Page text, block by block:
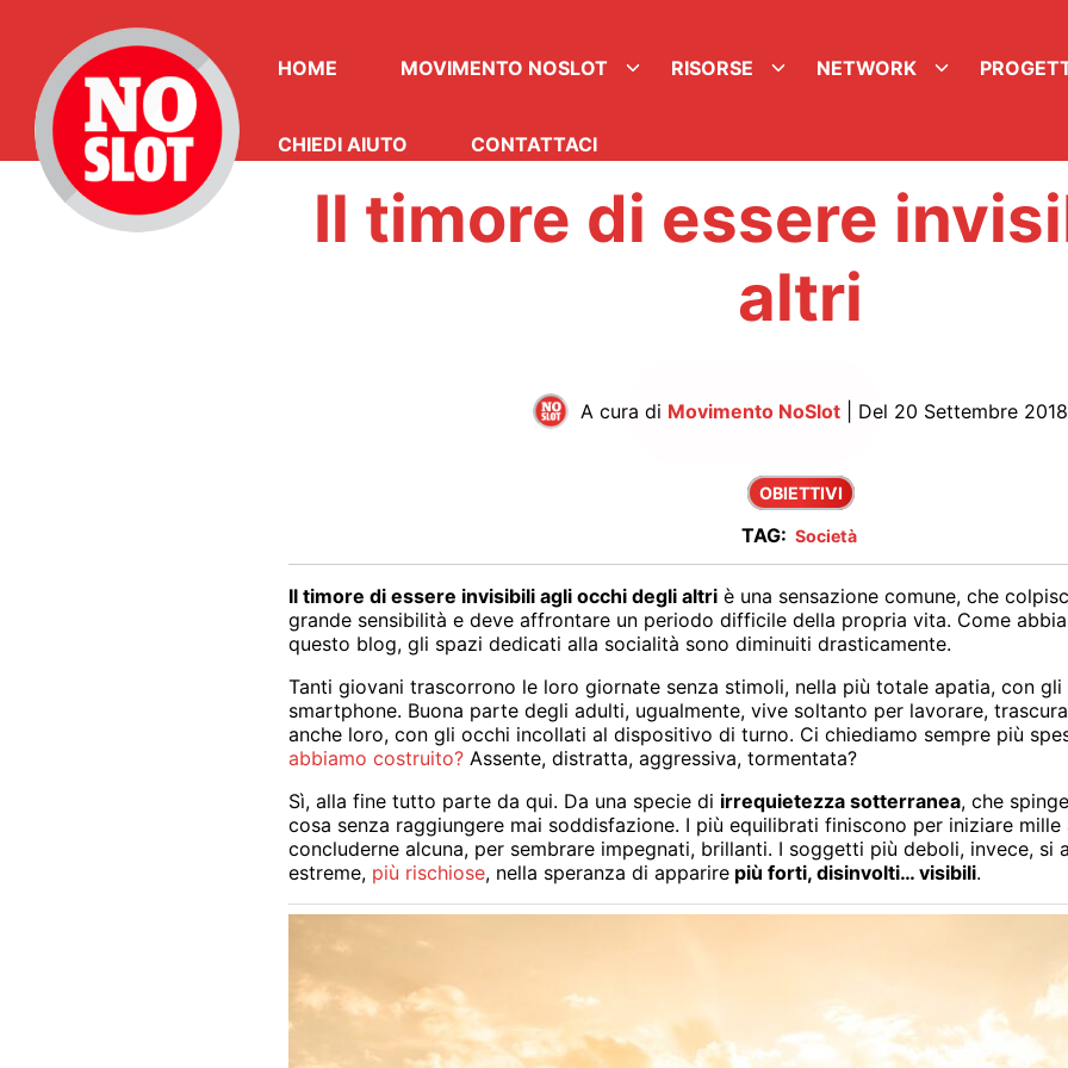
HOME MOVIMENTO NOSLOT RISORSE NETWORK
CHIEDI AIUTO CONTATTACI
Il timore di essere
altri
A cura di Movimento NoSlot | Del 20 Settembre 2018
OBIETTIVI
TAG: Società
Il timore di essere invisibili agli occhi degli altriè una sensazione comune, che
grande sensibilità e deve affrontare un periodo difficile della propria vita. Come
questo blog, gli spazi dedicati alla socialità sono diminuiti drasticamente.
Tanti giovani trascorrono le loro giornate senza stimoli, nella più totale apatia, con
smartphone. Buona parte degli adulti, ugualmente, vive soltanto per lavorare,
anche loro, con gli occhi incollati al dispositivo di turno. Ci chiediamo sempre più
abbiamo costruito? Assente, distratta, aggressiva, tormentata?
Sì, alla fine tutto parte da qui. Da una specie di irrequietezza sotterranea, che
cosa senza raggiungere mai soddisfazione. I più equilibrati finiscono per iniziare
concluderne alcuna, per sembrare impegnati, brillanti. I soggetti più deboli, invece, si
estreme, più rischiose, nella speranza di apparirepiù forti, disinvolti… visibili.